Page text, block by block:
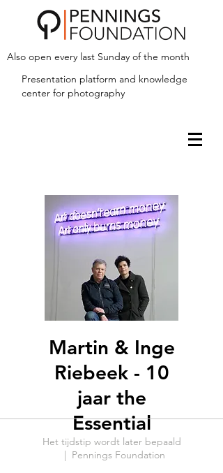
Also open every last Sunday of the month
Presentation platform and knowledge
center for photography
Martin & Inge
Riebeek - 10
jaar the
Essential
Het tijdstip wordt later bepaald
  |
Pennings Foundation